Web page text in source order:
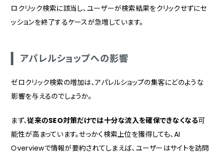
ロクリック検索に該当し、ユーザーが検索結果をクリックせずにセ
ッションを終了するケースが急増しています。
アパレルショップへの影響
ゼロクリック検索の増加は、アパレルショップの集客にどのような
影響を与えるのでしょうか。
まず、従来のSEO対策だけでは十分な流入を確保できなくなる可
能性が高まっています。せっかく検索上位を獲得しても、AI
Overviewで情報が要約されてしまえば、ユーザーはサイトを訪問